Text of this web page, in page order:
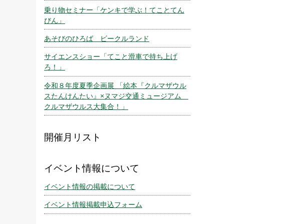
乗り物セミナー「ケンキで学ぶ！てことてん
びん」
あそびのひろば ビークルランド
サイエンスショー「てこと滑車で持ち上げ
ろ！」
令和８年度夏季企画展 「絵本『クルマザウル
スたんけんたい』×ヌマジ交通ミュージアム
クルマザウルス大集合！」
開催月リスト
イベント情報について
イベント情報の掲載について
イベント情報掲載申込フォーム